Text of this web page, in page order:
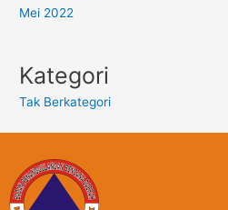
Mei 2022
Kategori
Tak Berkategori